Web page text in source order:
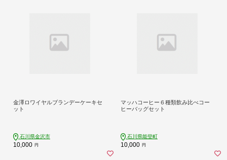
金澤ロワイヤルブランデーケーキセ
ット
石川県金沢市
10,000 円
マッハコーヒー６種類飲み比べコー
ヒーバッグセット
石川県能登町
10,000 円